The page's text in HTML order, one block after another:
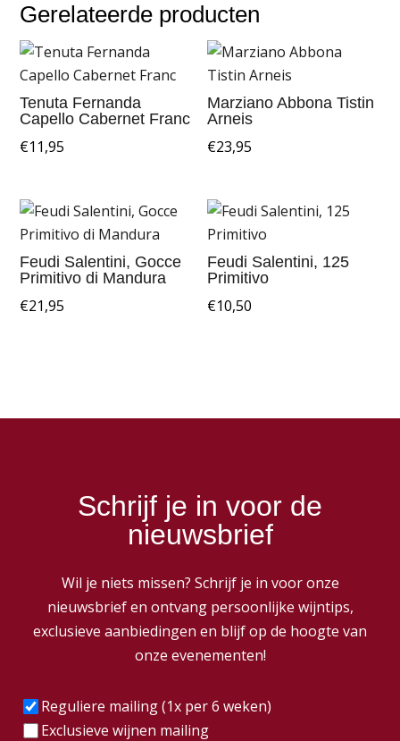
Gerelateerde producten
Tenuta Fernanda
Capello Cabernet Franc
€11,95
Marziano Abbona Tistin
Arneis
€23,95
Feudi Salentini, Gocce
Primitivo di Mandura
€21,95
Feudi Salentini, 125
Primitivo
€10,50
Schrijf je in voor de
nieuwsbrief
Wil je niets missen? Schrijf je in voor onze
nieuwsbrief en ontvang persoonlijke wijntips,
exclusieve aanbiedingen en blijf op de hoogte van
onze evenementen!
Frequentie(Vereist)
Reguliere mailing (1x per 6 weken)
Exclusieve wijnen mailing